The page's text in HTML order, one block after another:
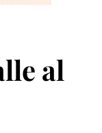
al